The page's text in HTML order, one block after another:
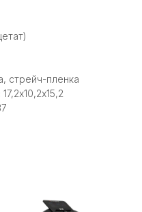
стрейч-пленка
17,2х10,2x15,2